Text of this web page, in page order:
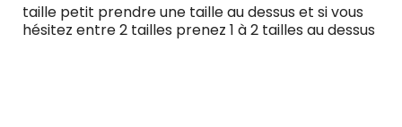
taille petit prendre une taille au dessus et si vous
hésitez entre 2 tailles prenez 1 à 2 tailles au dessus